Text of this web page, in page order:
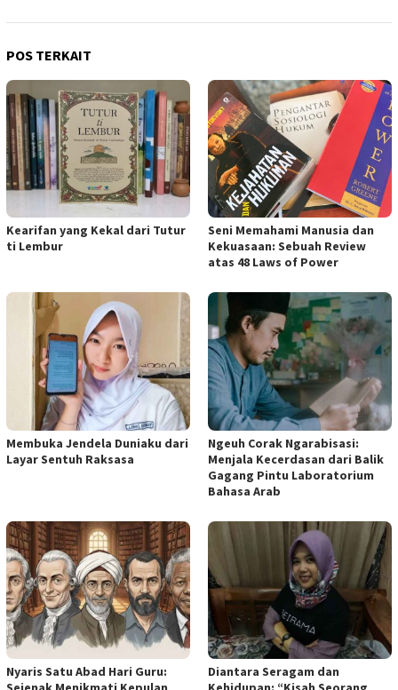
POS TERKAIT
Kearifan yang Kekal dari Tutur
ti Lembur
Seni Memahami Manusia dan
Kekuasaan: Sebuah Review
atas 48 Laws of Power
Membuka Jendela Duniaku dari
Layar Sentuh Raksasa
Ngeuh Corak Ngarabisasi:
Menjala Kecerdasan dari Balik
Gagang Pintu Laboratorium
Bahasa Arab
Nyaris Satu Abad Hari Guru:
Diantara Seragam dan